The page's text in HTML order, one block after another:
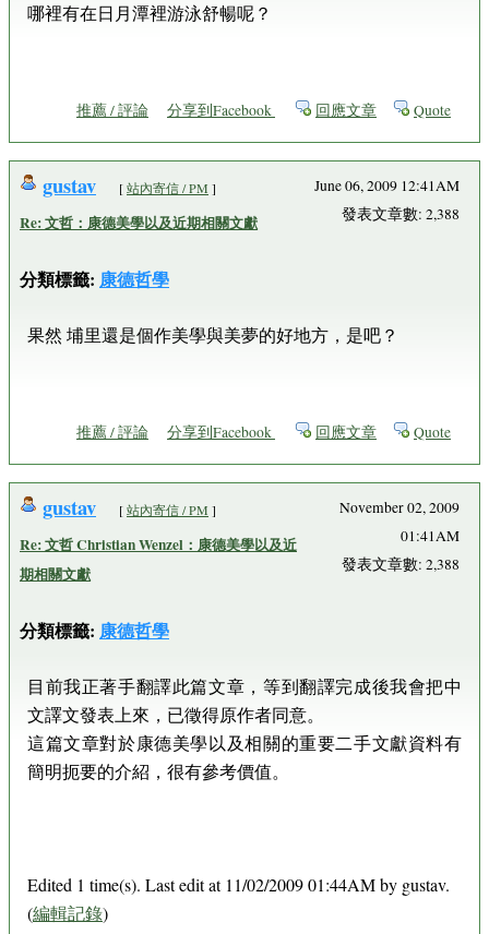
哪裡有在日月潭裡游泳舒暢呢？
推薦 / 評論 分享到Facebook 回應文章 Quote
gustav [站內寄信 / PM ]
Re: 文哲：康德美學以及近期相關文獻
分類標籤: 康德哲學
June 06, 2009 12:41AM
發表文章數: 2,388
果然 埔里還是個作美學與美夢的好地方，是吧？
推薦 / 評論 分享到Facebook 回應文章 Quote
gustav [站內寄信 / PM ]
Re: 文哲 Christian Wenzel：康德美學以及近
期相關文獻
分類標籤: 康德哲學
November 02, 2009
01:41AM
發表文章數: 2,388
目前我正著手翻譯此篇文章，等到翻譯完成後我會把中
文譯文發表上來，已徵得原作者同意。
這篇文章對於康德美學以及相關的重要二手文獻資料有
簡明扼要的介紹，很有參考價值。
Edited 1 time(s). Last edit at 11/02/2009 01:44AM by gustav.
(編輯記錄)